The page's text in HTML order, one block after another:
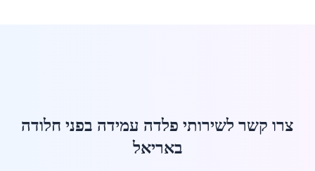
צרו קשר לשירותי פלדה עמידה בפני חלודה
באריאל